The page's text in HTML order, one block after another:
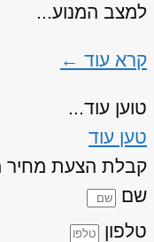
למצב המנוע...
קרא עוד ←
טוען עוד...
טען עוד
קבלת הצעת מחיר
שם
טלפון